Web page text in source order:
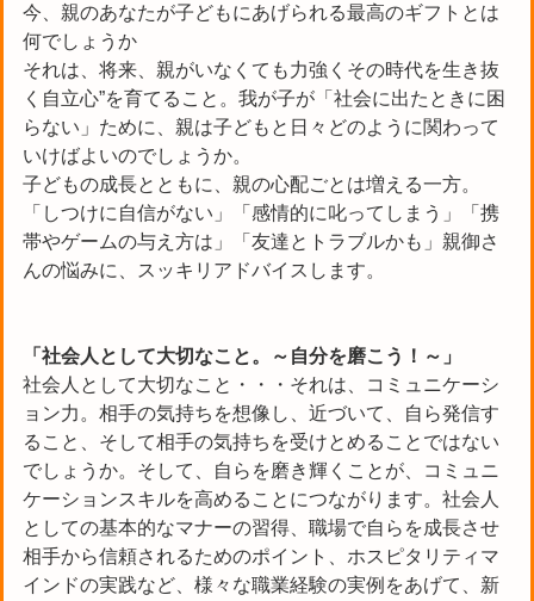
今、親のあなたが子どもにあげられる最高のギフトとは
何でしょうか
それは、将来、親がいなくても力強くその時代を生き抜
く自立心”を育てること。我が子が「社会に出たときに困
らない」ために、親は子どもと日々どのように関わって
いけばよいのでしょうか。
子どもの成長とともに、親の心配ごとは増える一方。
「しつけに自信がない」「感情的に叱ってしまう」「携
帯やゲームの与え方は」「友達とトラブルかも」親御さ
んの悩みに、スッキリアドバイスします。
「社会人として大切なこと。～自分を磨こう！～」
社会人として大切なこと・・・それは、コミュニケーシ
ョン力。相手の気持ちを想像し、近づいて、自ら発信す
ること、そして相手の気持ちを受けとめることではない
でしょうか。そして、自らを磨き輝くことが、コミュニ
ケーションスキルを高めることにつながります。社会人
としての基本的なマナーの習得、職場で自らを成長させ
相手から信頼されるためのポイント、ホスピタリティマ
インドの実践など、様々な職業経験の実例をあげて、新